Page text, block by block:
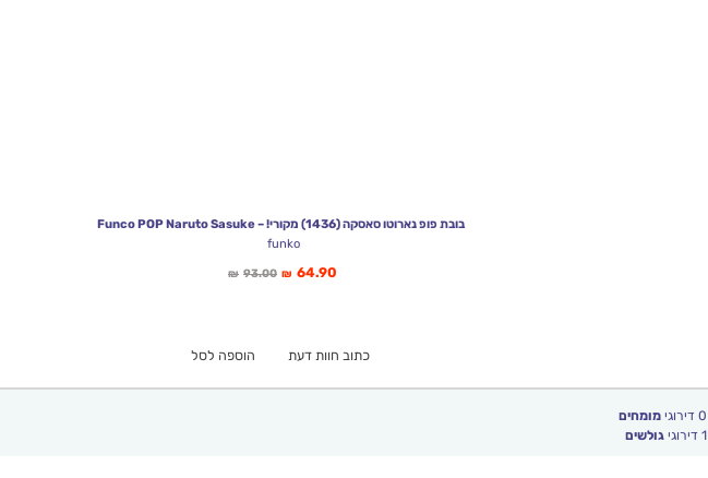
בובת פופ נארוטו סאסקה (1436) מקורי! – Funco POP Naruto Sasuke
funko
₪ 93.00המחיר
₪ 64.90
כתוב חוות דעת
הוספה לסל
0 דירוגימומחים
1 דירוגיגולשים